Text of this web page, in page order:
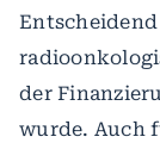
der
wurde. Auch